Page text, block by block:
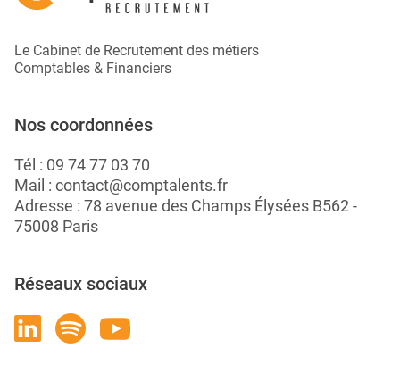
Le Cabinet de Recrutement des métiers
Comptables & Financiers
Nos coordonnées
Tél : 09 74 77 03 70
Mail : contact@comptalents.fr
Adresse : 78 avenue des Champs Élysées B562 -
75008 Paris
Réseaux sociaux